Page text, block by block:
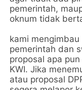
pemerintah,
oknum tidak
kami
pemerintah dan
proposal apa
KWI. Jika
atau proposal